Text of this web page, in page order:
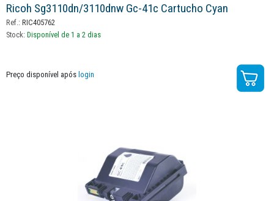
Ricoh Sg3110dn/3110dnw Gc-41c Cartucho Cyan
Ref.: RIC405762
Stock: Disponível de 1 a 2 dias
Preço disponível após login